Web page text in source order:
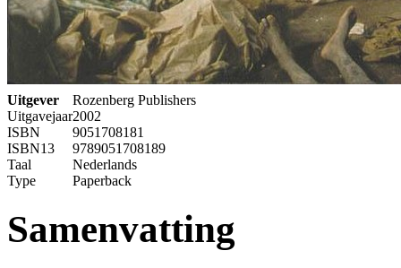
Uitgever
Rozenberg Publishers
Uitgavejaar2002
ISBN
9051708181
ISBN13
9789051708189
Taal
Nederlands
Type
Paperback
Samenvatting